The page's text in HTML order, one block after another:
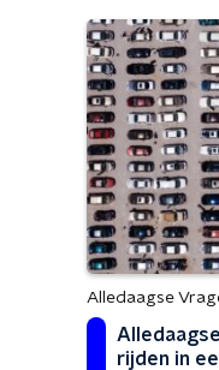
Alledaagse
rijden in